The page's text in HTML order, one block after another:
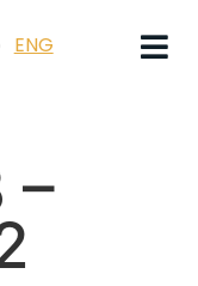
ENG
–